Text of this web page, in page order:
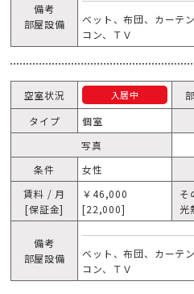
備考
部屋設備
ベット、布団、カーテ
コン、ＴＶ
空室状況 入居中
タイプ
個室
写真
条件
女性
賃料 / 月
[保証金]
￥46,000
[22,000]
そ
光
備考
部屋設備
ベット、布団、カーテ
コン、ＴＶ